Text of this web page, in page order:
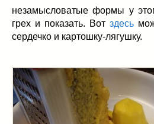
незамысловатые формы у
грех и показать. Вот здесь
сердечко и картошку-лягушку.